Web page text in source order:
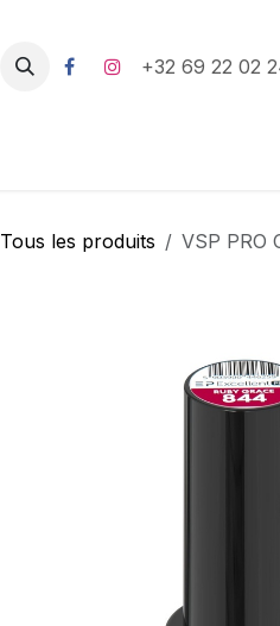
+32 69 22 02
Tous les produits VSP PRO